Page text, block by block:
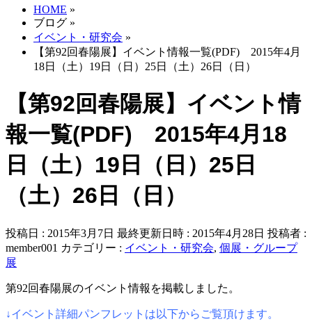
HOME »
ブログ »
イベント・研究会 »
【第92回春陽展】イベント情報一覧(PDF) 2015年4月
18日（土）19日（日）25日（土）26日（日）
【第92回春陽展】イベント情
報一覧(PDF) 2015年4月18
日（土）19日（日）25日
（土）26日（日）
投稿日 : 2015年3月7日 最終更新日時 : 2015年4月28日 投稿者 :
member001 カテゴリー : イベント・研究会, 個展・グループ
展
第92回春陽展のイベント情報を掲載しました。
↓イベント詳細パンフレットは以下からご覧頂けます。